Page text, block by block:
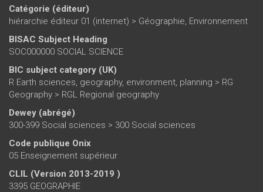
Catégorie (éditeur)
hiérarchie éditeur 01 (internet) > Géographie, Environnement
BISAC Subject Heading
SOC000000 SOCIAL SCIENCE
BIC subject category (UK)
R Earth sciences, geography, environment, planning > RG
Geography > RGL Regional geography
Dewey (abrégé)
300-399 Social sciences > 300 Social sciences
Code publique Onix
05 Enseignement supérieur
CLIL (Version 2013-2019 )
3395 GEOGRAPHIE